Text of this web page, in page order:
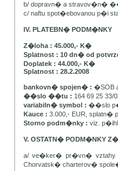
b/ dopravn� a stravov�n�
c/ naftu spot�ebovanou p�i
IV. PLATEBN� PODM�NKY
Z�loha : 45.000,- K�
Splatnost : 10 dn� od
Doplatek : 44.000,- K�
Splatnost : 28.2.2008
bankovn� spojen� : �SOB
��slo ��tu : 164 69 25 33/
variabiln� symbol : ��slo
Kauce : 3.000,- EUR,
Storno podm�nky : viz.
V. OSTATN� PODM�NKY
a/ ve�ker� pr�vn� vztahy
Chorvatsk� charterov�